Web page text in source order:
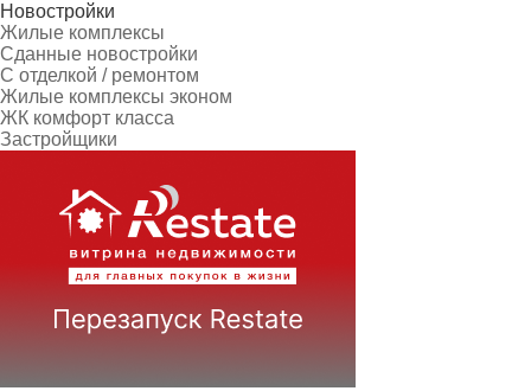
Новостройки
Жилые комплексы
Сданные новостройки
С отделкой / ремонтом
Жилые комплексы эконом
ЖК комфорт класса
Застройщики